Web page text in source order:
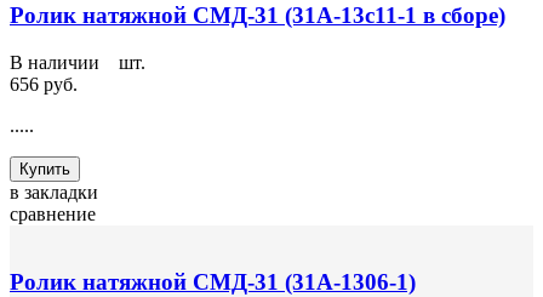
Ролик натяжной СМД-31 (31А-13с11-1 в сборе)
В наличии
шт.
656 руб.
.....
Купить
в закладки
сравнение
Ролик натяжной СМД-31 (31А-1306-1)